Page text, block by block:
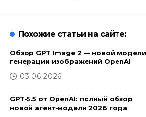
Похожие статьи на сайте:
Обзор GPT Image 2 — новой модели
генерации изображений OpenAI
03.06.2026
GPT‑5.5 от OpenAI: полный обзор
новой агент‑модели 2026 года